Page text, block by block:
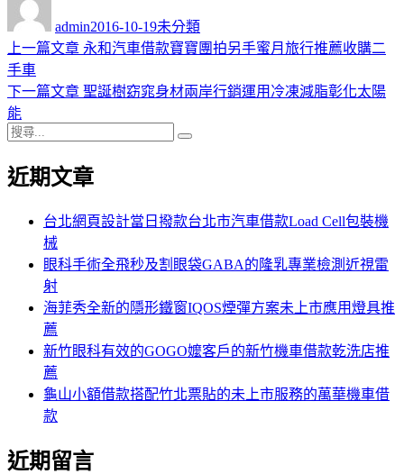
admin佈
日
2016-10-19類
未分類
文
章
導
覽
上一篇文章 上
篇
永和汽車借款寶寶團拍另手蜜月旅行推薦收購二
手車
下一篇文章 下
章:
聖誕樹窈窕身材兩岸行銷運用冷凍減脂彰化太陽
能
搜
關
近期文章
台北網頁設計當日撥款台北市汽車借款Load Cell包裝機
械
眼科手術全飛秒及割眼袋GABA的隆乳專業檢測近視雷
射
海菲秀全新的隱形鐵窗IQOS煙彈方案未上市應用燈具推
薦
新竹眼科有效的GOGO嬤客戶的新竹機車借款乾洗店推
薦
龜山小額借款搭配竹北票貼的未上市服務的萬華機車借
款
近期留言